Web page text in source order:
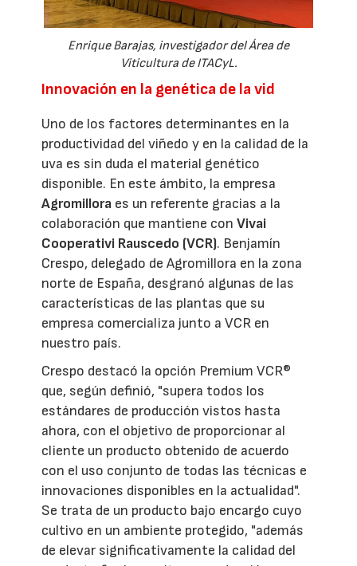
Enrique Barajas, investigador del Área de
Viticultura de ITACyL.
Innovación en la genética de la vid
Uno de los factores determinantes en la
productividad del viñedo y en la calidad de la
uva es sin duda el material genético
disponible. En este ámbito, la empresa
Agromillora es un referente gracias a la
colaboración que mantiene conVivai
Cooperativi Rauscedo (VCR). Benjamín
Crespo, delegado de Agromillora en la zona
norte de España, desgranó algunas de las
características de las plantas que su
empresa comercializa junto a VCR en
nuestro país.
Crespo destacó la opción Premium VCR®
que, según definió, "supera todos los
estándares de producción vistos hasta
ahora, con el objetivo de proporcionar al
cliente un producto obtenido de acuerdo
con el uso conjunto de todas las técnicas e
innovaciones disponibles en la actualidad".
Se trata de un producto bajo encargo cuyo
cultivo en un ambiente protegido, "además
de elevar significativamente la calidad del